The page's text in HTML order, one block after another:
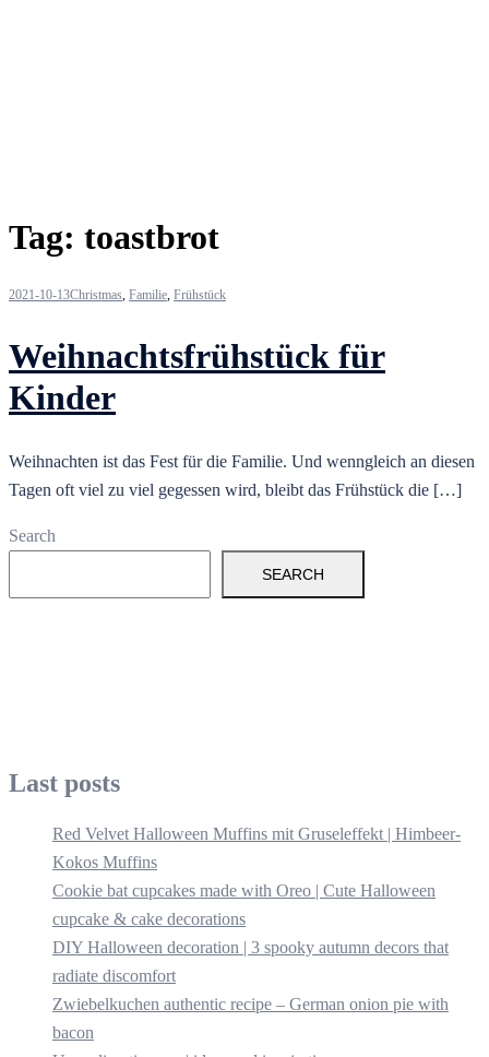
Tag: toastbrot
2021-10-13Christmas, Familie, Frühstück
Weihnachtsfrühstück für
Kinder
Weihnachten ist das Fest für die Familie. Und wenngleich an diesen
Tagen oft viel zu viel gegessen wird, bleibt das Frühstück die […]
Search
SEARCH
Last posts
Red Velvet Halloween Muffins mit Gruseleffekt | Himbeer-
Kokos Muffins
Cookie bat cupcakes made with Oreo | Cute Halloween
cupcake & cake decorations
DIY Halloween decoration | 3 spooky autumn decors that
radiate discomfort
Zwiebelkuchen authentic recipe – German onion pie with
bacon